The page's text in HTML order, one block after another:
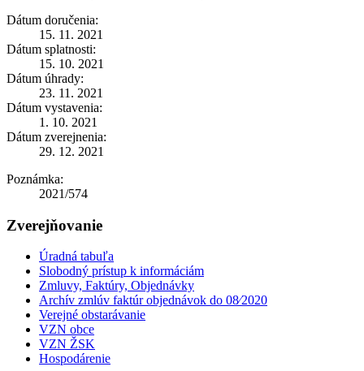
Dátum doručenia:
15. 11. 2021
Dátum splatnosti:
15. 10. 2021
Dátum úhrady:
23. 11. 2021
Dátum vystavenia:
1. 10. 2021
Dátum zverejnenia:
29. 12. 2021
Poznámka:
2021/574
Zverejňovanie
Úradná tabuľa
Slobodný prístup k informáciám
Zmluvy, Faktúry, Objednávky
Archív zmlúv faktúr objednávok do 08⁄2020
Verejné obstarávanie
VZN obce
VZN ŽSK
Hospodárenie